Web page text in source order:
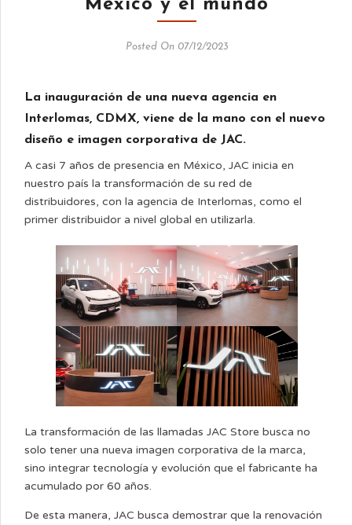
México y el mundo
Posted On 07/12/2023
La inauguración de una nueva agencia en
Interlomas, CDMX, viene de la mano con el nuevo
diseño e imagen corporativa de JAC.
A casi 7 años de presencia en México, JAC inicia en
nuestro país la transformación de su red de
distribuidores, con la agencia de Interlomas, como el
primer distribuidor a nivel global en utilizarla.
La transformación de las llamadas JAC Store busca no
solo tener una nueva imagen corporativa de la marca,
sino integrar tecnología y evolución que el fabricante ha
acumulado por 60 años.
De esta manera, JAC busca demostrar que la renovación